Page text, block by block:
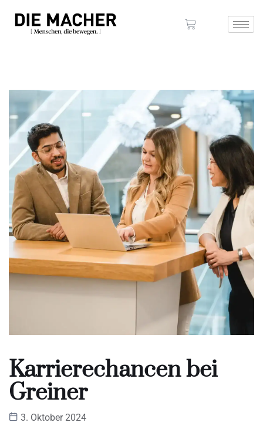
Karrierechancen bei
Greiner
3. Oktober 2024